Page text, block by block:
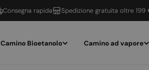
Consegna rapida Spedizione gratuita oltre 199
Camino Bioetanolo Camino ad vapore